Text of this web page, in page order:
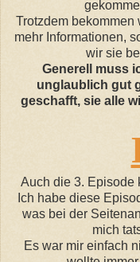
Trotzdem bekommen
mehr Informationen,
wir sie
Generell muss
unglaublich gut
geschafft, sie alle
Auch die 3. Episode
Ich habe diese
was bei der
mich
Es war mir einfach